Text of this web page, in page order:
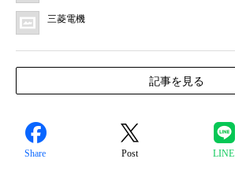
三菱電機
記事を見る
Share Post LINE